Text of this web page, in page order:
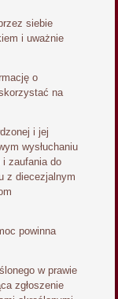
siebie
i uważnie
o
na
i jej
wysłuchaniu
i zaufania do
z diecezjalnym
powinna
w prawie
zgłoszenie